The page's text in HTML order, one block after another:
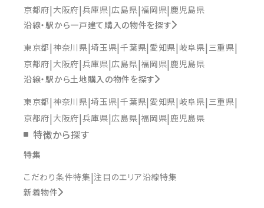
京都府 大阪府 兵庫県 広島県 福岡県 鹿児島県
沿線・駅から一戸建て購入の物件を探す
東京都 神奈川県 埼玉県 千葉県 愛知県 岐阜県 三重県
京都府 大阪府 兵庫県 広島県 福岡県 鹿児島県
沿線・駅から土地購入の物件を探す
東京都 神奈川県 埼玉県 千葉県 愛知県 岐阜県 三重県
京都府 大阪府 兵庫県 広島県 福岡県 鹿児島県
特徴から探す
特集
こだわり条件特集 注目のエリア沿線特集
新着物件